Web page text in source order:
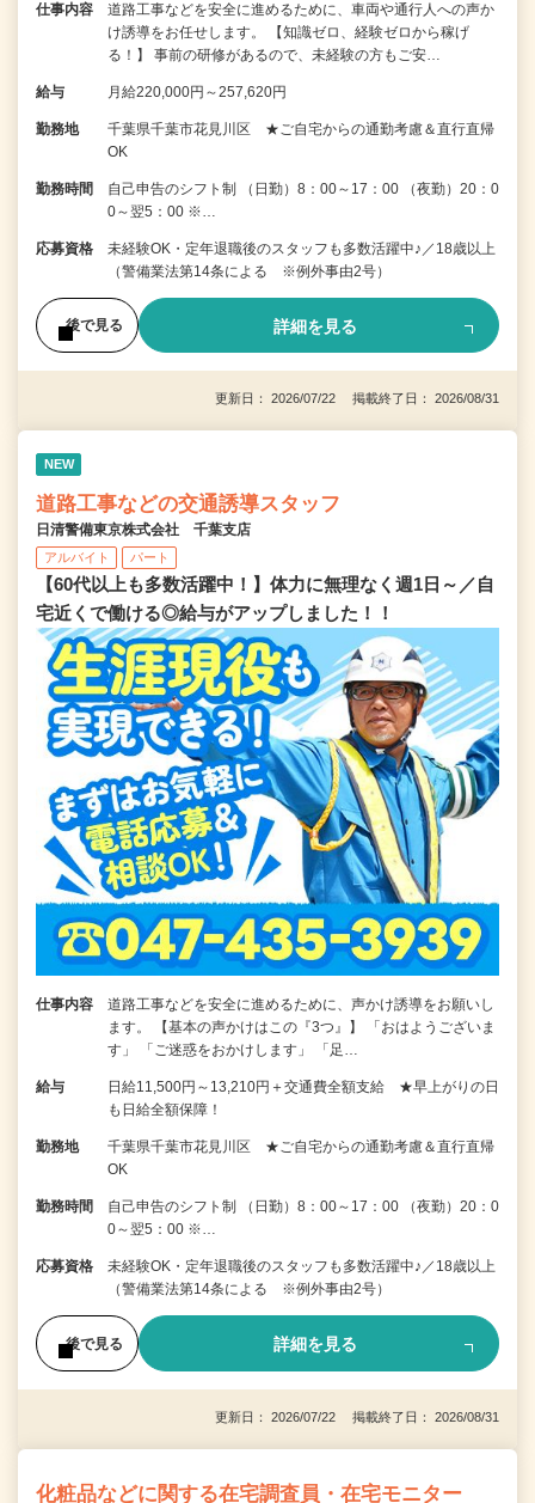
仕事内容
道路工事などを安全に進めるために、車両や通行人への声か
け誘導をお任せします。 【知識ゼロ、経験ゼロから稼げ
る！】 事前の研修があるので、未経験の方もご安…
給与 月給220,000円～257,620円
勤務地
千葉県千葉市花見川区 ★ご自宅からの通勤考慮＆直行直帰
OK
勤務時間
自己申告のシフト制 （日勤）8：00～17：00 （夜勤）20：0
0～翌5：00 ※…
応募資格
未経験OK・定年退職後のスタッフも多数活躍中♪／18歳以上
（警備業法第14条による ※例外事由2号）
後で見る 詳細を見る
更新日： 2026/07/22 掲載終了日： 2026/08/31
NEW
道路工事などの交通誘導スタッフ
日清警備東京株式会社 千葉支店
アルバイト パート
【60代以上も多数活躍中！】体力に無理なく週1日～／自
宅近くで働ける◎給与がアップしました！！
仕事内容
道路工事などを安全に進めるために、声かけ誘導をお願いし
ます。 【基本の声かけはこの『3つ』】 「おはようございま
す」 「ご迷惑をおかけします」 「足…
給与
日給11,500円～13,210円＋交通費全額支給 ★早上がりの日
も日給全額保障！
勤務地
千葉県千葉市花見川区 ★ご自宅からの通勤考慮＆直行直帰
OK
勤務時間
自己申告のシフト制 （日勤）8：00～17：00 （夜勤）20：0
0～翌5：00 ※…
応募資格
未経験OK・定年退職後のスタッフも多数活躍中♪／18歳以上
（警備業法第14条による ※例外事由2号）
後で見る 詳細を見る
更新日： 2026/07/22 掲載終了日： 2026/08/31
化粧品などに関する在宅調査員・在宅モニター